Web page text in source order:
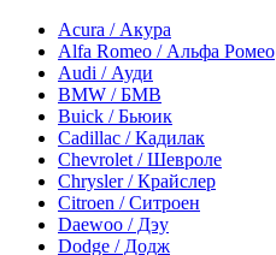
Acura / Акура
Alfa Romeo / Альфа Ромео
Audi / Ауди
BMW / БМВ
Buick / Бьюик
Cadillac / Кадилак
Chevrolet / Шевроле
Chrysler / Крайслер
Citroen / Ситроен
Daewoo / Дэу
Dodge / Додж